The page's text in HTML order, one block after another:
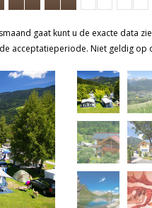
gaat kunt u de exacte data
acceptatieperiode. Niet geldig op